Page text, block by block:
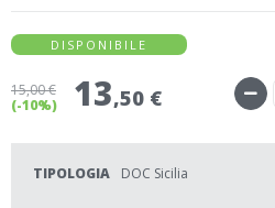
DISPONIBILE
15,00 €
(-10%)
13,50 €
TIPOLOGIA DOC Sicilia